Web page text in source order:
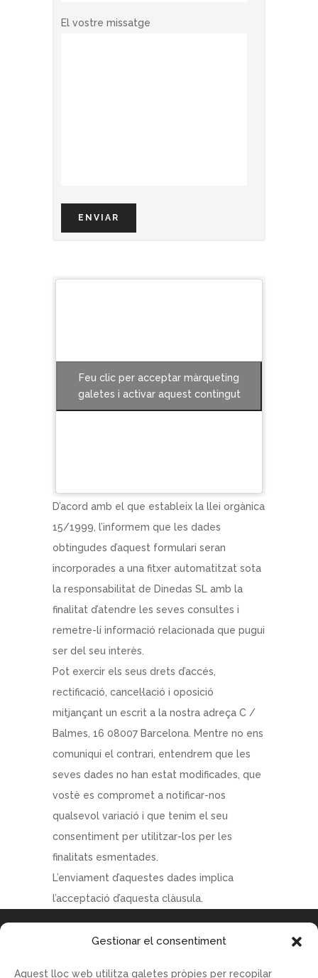
Gestionar el consentiment
Aquest lloc web utilitza galetes pròpies per recopilar
El vostre missatge
Feu clic per acceptar màrqueting
galetes i activar aquest contingut
D’acord amb el que estableix la llei orgànica
15/1999, l’informem que les dades
obtingudes d’aquest formulari seran
incorporades a una fitxer automatitzat sota
la responsabilitat de Dinedas SL amb la
finalitat d’atendre les seves consultes i
remetre-li informació relacionada que pugui
ser del seu interès.
Pot exercir els seus drets d’accés,
rectificació, cancel·lació i oposició
mitjançant un escrit a la nostra adreça C /
Balmes, 16 08007 Barcelona. Mentre no ens
comuniqui el contrari, entendrem que les
seves dades no han estat modificades, que
vostè es compromet a notificar-nos
qualsevol variació i que tenim el seu
consentiment per utilitzar-los per les
finalitats esmentades.
L’enviament d’aquestes dades implica
l’acceptació d’aquesta clàusula.